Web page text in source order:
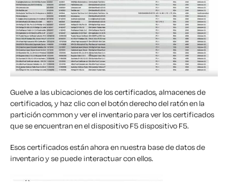
Guelve a las ubicaciones de los certificados, almacenes de
certificados, y haz clic con el botón derecho del ratón en la
partición common y ver el inventario para ver los certificados
que se encuentran en el dispositivo F5dispositivo F5.
Esoscertificados están ahora en nuestra base de datos de
inventario yse puede interactuarcon ellos.